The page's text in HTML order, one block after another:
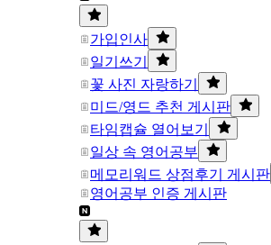
가입인사
일기쓰기
꽃 사진 자랑하기
미드/영드 추천 게시판
타임캡슐 열어보기
일상 속 영어공부
메모리워드 상점후기 게시판
영어공부 인증 게시판